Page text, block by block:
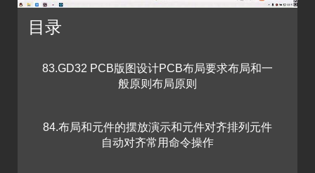
目录
83.GD32 PCB版图设计PCB布局要求布局和一
般原则布局原则
84.布局和元件的摆放演示和元件对齐排列元件
自动对齐常用命令操作